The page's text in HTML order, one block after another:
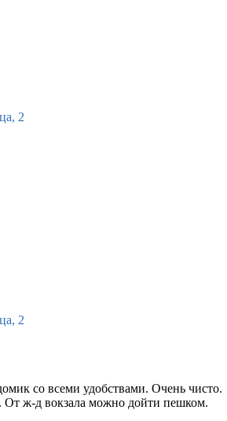
2
2
со всеми удобствами. Очень чисто.
От ж-д вокзала можно дойти пешком.